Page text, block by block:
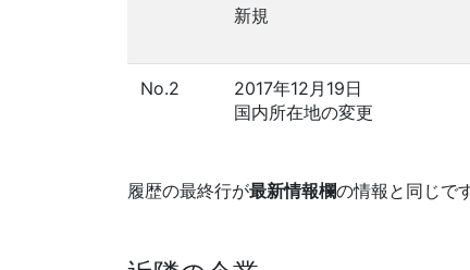
新規
No.2
2017年12月19日
国内所在地の変更
履歴の最終行が最新情報欄の情報と同じです